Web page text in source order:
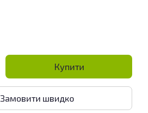
Купити
Замовити швидко